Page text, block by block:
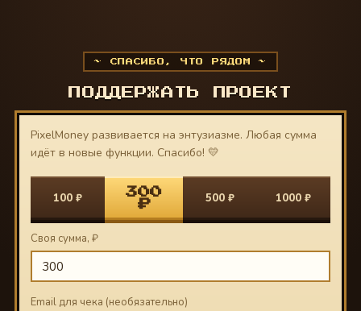
~ СПАСИБО, ЧТО РЯДОМ ~
ПОДДЕРЖАТЬ ПРОЕКТ
PixelMoney развивается на энтузиазме. Любая сумма
идёт в новые функции. Спасибо! 💛
100₽
300
₽
500₽ 1000 ₽
Своя сумма, ₽
Email для чека (необязательно)